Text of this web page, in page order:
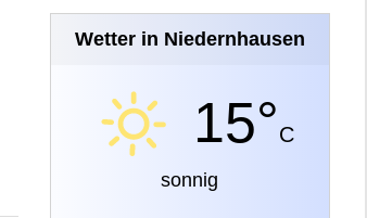
Wetter in Niedernhausen
15°C
sonnig